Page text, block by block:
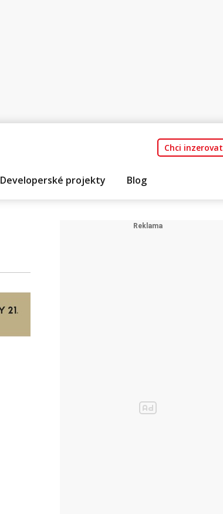
Chci inzerovat
Developerské projekty Blog